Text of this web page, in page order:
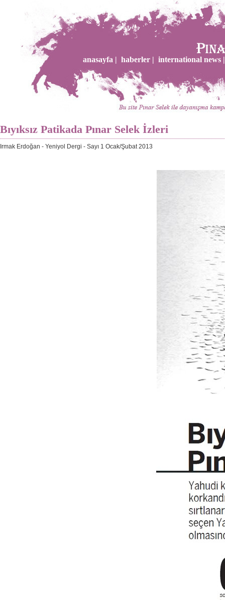
anasayfa | haberler | international news |
Bıyıksız Patikada Pınar Selek İzleri
Irmak Erdoğan - Yeniyol Dergi - Sayı 1 Ocak/Şubat 2013